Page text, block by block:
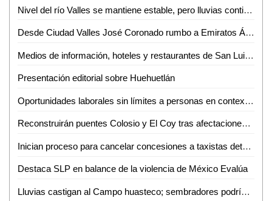
Nivel del río Valles se mantiene estable, pero lluvias continúan y podrían elevarlo: PC
Desde Ciudad Valles José Coronado rumbo a Emiratos Árabes para mostrar su talento científico
Medios de información, hoteles y restaurantes de San Luis Potosí aumentan sus ingresos
Presentación editorial sobre Huehuetlán
Oportunidades laborales sin límites a personas en contexto de movilidad
Reconstruirán puentes Colosio y El Coy tras afectaciones por lluvias
Inician proceso para cancelar concesiones a taxistas detenidos con droga en Ciudad Valles
Destaca SLP en balance de la violencia de México Evalúa
Lluvias castigan al Campo huasteco; sembradores podrían perder todo por exceso de lluvias